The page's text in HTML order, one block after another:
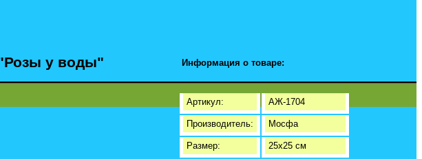
у воды"
Информация о товаре:
Артикул: АЖ-1704
Производитель: Мосфа
Размер: 25x25 см